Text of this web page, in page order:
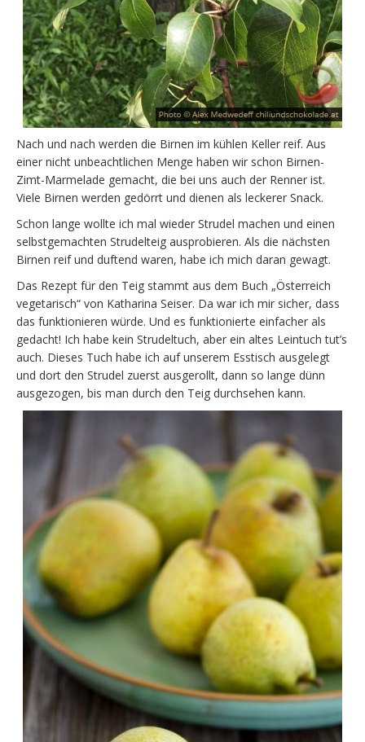
Nach und nach werden die Birnen im kühlen Keller reif. Aus
einer nicht unbeachtlichen Menge haben wir schon Birnen-
Zimt-Marmelade gemacht, die bei uns auch der Renner ist.
Viele Birnen werden gedörrt und dienen als leckerer Snack.
Schon lange wollte ich mal wieder Strudel machen und einen
selbstgemachten Strudelteig ausprobieren. Als die nächsten
Birnen reif und duftend waren, habe ich mich daran gewagt.
Das Rezept für den Teig stammt aus dem Buch „Österreich
vegetarisch“ von Katharina Seiser. Da war ich mir sicher, dass
das funktionieren würde. Und es funktionierte einfacher als
gedacht! Ich habe kein Strudeltuch, aber ein altes Leintuch tut’s
auch. Dieses Tuch habe ich auf unserem Esstisch ausgelegt
und dort den Strudel zuerst ausgerollt, dann so lange dünn
ausgezogen, bis man durch den Teig durchsehen kann.